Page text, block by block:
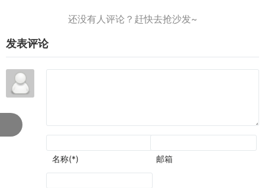
几乎
叙事
发表评论
名称(*) 邮箱